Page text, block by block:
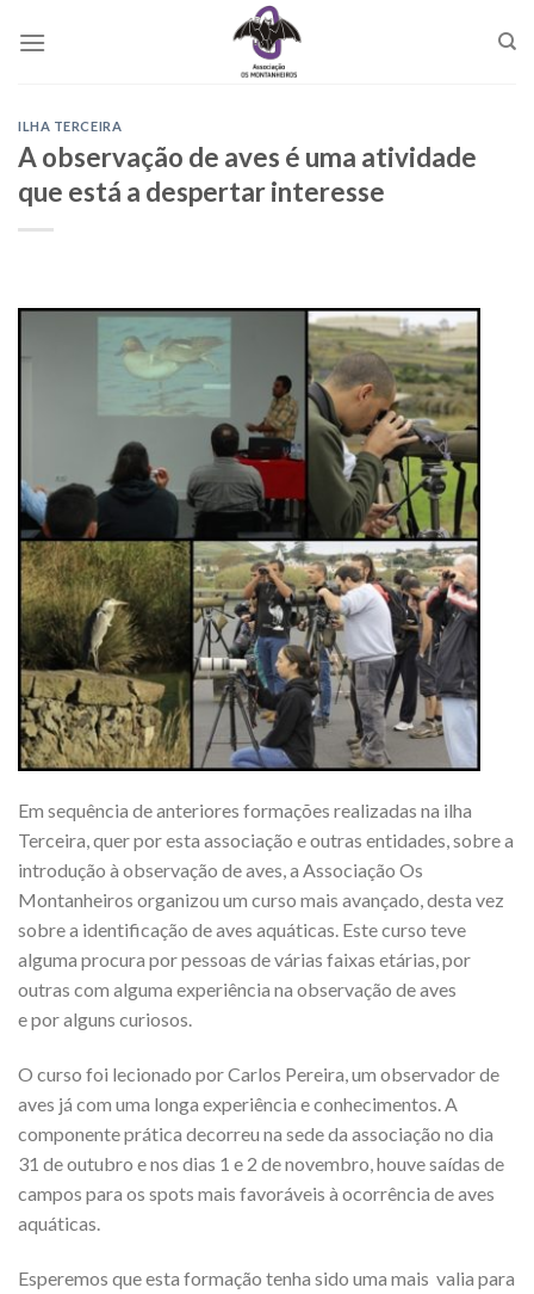
ILHA TERCEIRA
A observação de aves é uma atividade
que está a despertar interesse
Em sequência de anteriores formações realizadas na ilha
Terceira, quer por esta associação e outras entidades, sobre a
introdução à observação de aves, a Associação Os
Montanheiros organizou um curso mais avançado, desta vez
sobre a identificação de aves aquáticas. Este curso teve
alguma procura por pessoas de várias faixas etárias, por
outras com alguma experiência na observação de aves
e por alguns curiosos.
O curso foi lecionado por Carlos Pereira, um observador de
aves já com uma longa experiência e conhecimentos. A
componente prática decorreu na sede da associação no dia
31 de outubro e nos dias 1 e 2 de novembro, houve saídas de
campos para os spots mais favoráveis à ocorrência de aves
aquáticas.
Esperemos que esta formação tenha sido uma mais valia para